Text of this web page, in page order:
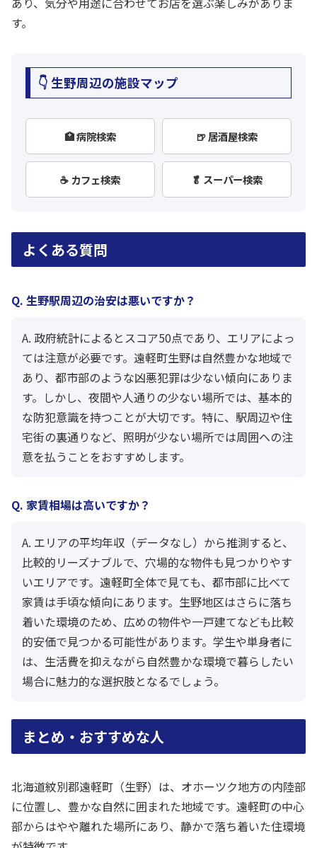
す。
👇 生野周辺の施設マップ
🏥 病院検索 🍺 居酒屋検索
☕ カフェ検索 🥬 スーパー検索
よくある質問
Q. 生野駅周辺の治安は悪いですか？
A. 政府統計によるとスコア50点であり、エリアによっ
ては注意が必要です。遠軽町生野は自然豊かな地域で
あり、都市部のような凶悪犯罪は少ない傾向にありま
す。しかし、夜間や人通りの少ない場所では、基本的
な防犯意識を持つことが大切です。特に、駅周辺や住
宅街の裏通りなど、照明が少ない場所では周囲への注
意を払うことをおすすめします。
Q. 家賃相場は高いですか？
A. エリアの平均年収（データなし）から推測すると、
比較的リーズナブルで、穴場的な物件も見つかりやす
いエリアです。遠軽町全体で見ても、都市部に比べて
家賃は手頃な傾向にあります。生野地区はさらに落ち
着いた環境のため、広めの物件や一戸建てなども比較
的安価で見つかる可能性があります。学生や単身者に
は、生活費を抑えながら自然豊かな環境で暮らしたい
場合に魅力的な選択肢となるでしょう。
まとめ・おすすめな人
北海道紋別郡遠軽町（生野）は、オホーツク地方の内陸部
に位置し、豊かな自然に囲まれた地域です。遠軽町の中心
部からはやや離れた場所にあり、静かで落ち着いた住環境